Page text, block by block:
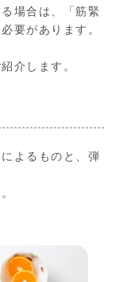
場合は、「筋緊
要があります。
介します。
よるものと、弾